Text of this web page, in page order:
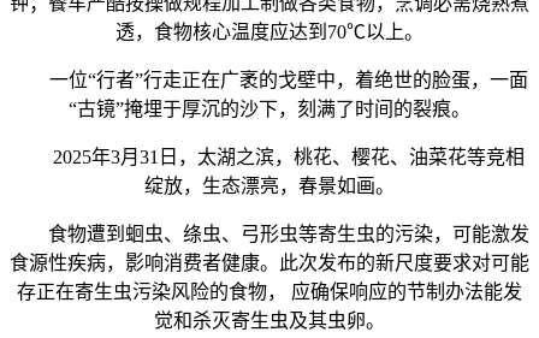
透，食物核心温度应达到70℃以上。
一位“行者”行走正在广袤的戈壁中，着绝世的脸蛋，一面
“古镜”掩埋于厚沉的沙下，刻满了时间的裂痕。
2025年3月31日，太湖之滨，桃花、樱花、油菜花等竞相
绽放，生态漂亮，春景如画。
食物遭到蛔虫、绦虫、弓形虫等寄生虫的污染，可能激发
食源性疾病，影响消费者健康。此次发布的新尺度要求对可能
存正在寄生虫污染风险的食物， 应确保响应的节制办法能发
觉和杀灭寄生虫及其虫卵。